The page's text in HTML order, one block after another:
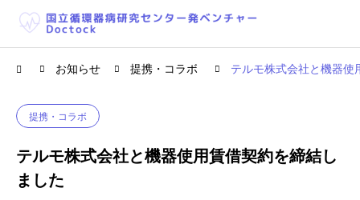
お知らせ 提携・コラボ テルモ株式会社と機器使
提携・コラボ
テルモ株式会社と機器使用賃借契約を締結し
ました